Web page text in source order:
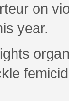
on
year.